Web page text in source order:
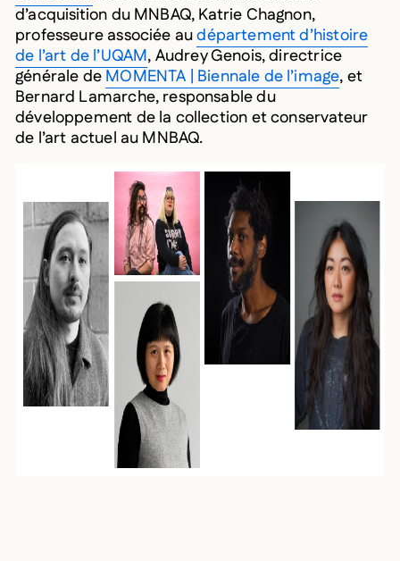
d’acquisition du MNBAQ, Katrie Chagnon,
professeure associée audépartement d’histoire
de l’art de l’UQAM, Audrey Genois, directrice
générale deMOMENTA | Biennale de l’image, et
Bernard Lamarche, responsable du
développement de la collection et conservateur
de l’art actuel au MNBAQ.